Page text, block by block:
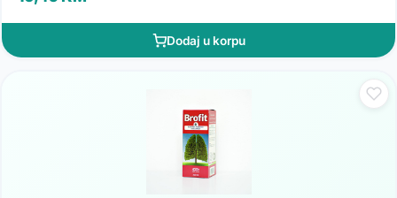
Dodaj u korpu